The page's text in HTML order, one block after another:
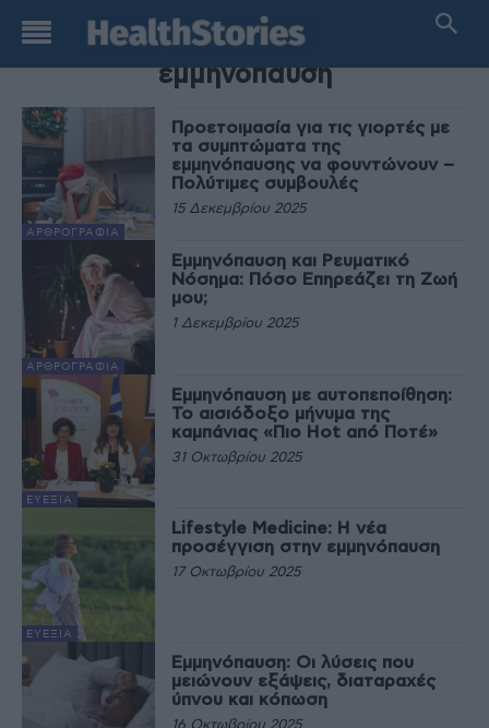
TAG
εμμηνόπαυση
ΑΡΘΡΟΓΡΑΦΊΑ
Προετοιμασία για τις γιορτές με
τα συμπτώματα της
εμμηνόπαυσης να φουντώνουν –
Πολύτιμες συμβουλές
15 Δεκεμβρίου 2025
ΑΡΘΡΟΓΡΑΦΊΑ
Εμμηνόπαυση και Ρευματικό
Νόσημα: Πόσο Επηρεάζει τη Ζωή
μου;
1 Δεκεμβρίου 2025
ΕΥΕΞΊΑ
Εμμηνόπαυση με αυτοπεποίθηση:
Το αισιόδοξο μήνυμα της
καμπάνιας «Πιο Hot από Ποτέ»
31 Οκτωβρίου 2025
ΕΥΕΞΊΑ
Lifestyle Medicine: Η νέα
προσέγγιση στην εμμηνόπαυση
17 Οκτωβρίου 2025
Εμμηνόπαυση: Οι λύσεις που
μειώνουν εξάψεις, διαταραχές
ύπνου και κόπωση
16 Οκτωβρίου 2025